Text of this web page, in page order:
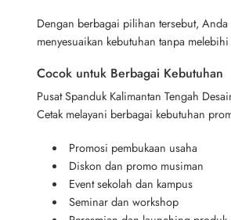
Dengan berbagai pilihan tersebut, Anda
menyesuaikan kebutuhan tanpa
Cocok untuk Berbagai Kebutuhan
Pusat Spanduk Kalimantan Tengah
Cetak melayani berbagai kebutuhan
Promosi pembukaan usaha
Diskon dan promo musiman
Event sekolah dan kampus
Seminar dan workshop